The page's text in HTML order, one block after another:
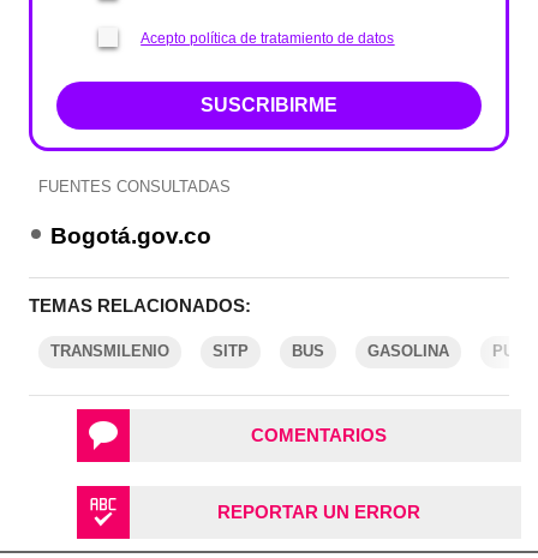
Acepto política de tratamiento de datos
SUSCRIBIRME
FUENTES CONSULTADAS
Bogotá.gov.co
TEMAS RELACIONADOS:
TRANSMILENIO SITP BUS GASOLINA
COMENTARIOS
REPORTAR UN ERROR